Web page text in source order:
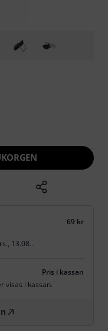
69 kr
13.08..
Pris i kassan
visas i kassan.